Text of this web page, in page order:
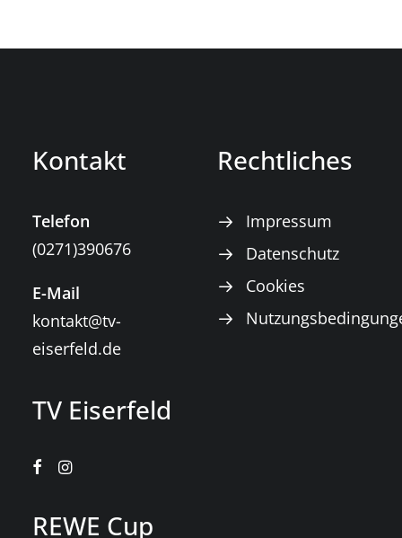
Kontakt
Telefon
(0271)390676
E-Mail
kontakt@tv-
eiserfeld.de
Rechtliches
Impressum
Datenschutz
Cookies
TV Eiserfeld
REWE Cup